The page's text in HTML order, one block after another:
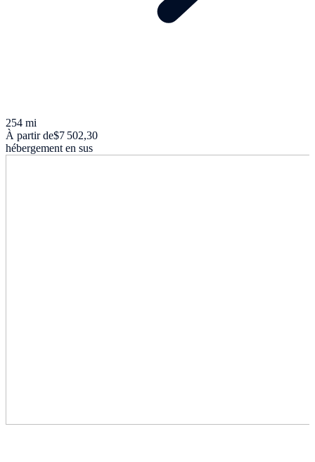
254 mi
À partir de$7 502,30
hébergement en sus